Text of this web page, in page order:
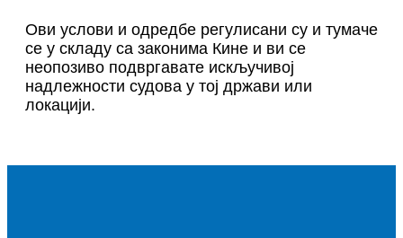
Ови услови и одредбе регулисани су и тумаче
се у складу са законима Кине и ви се
неопозиво подвргавате искључивој
надлежности судова у тој држави или
локацији.